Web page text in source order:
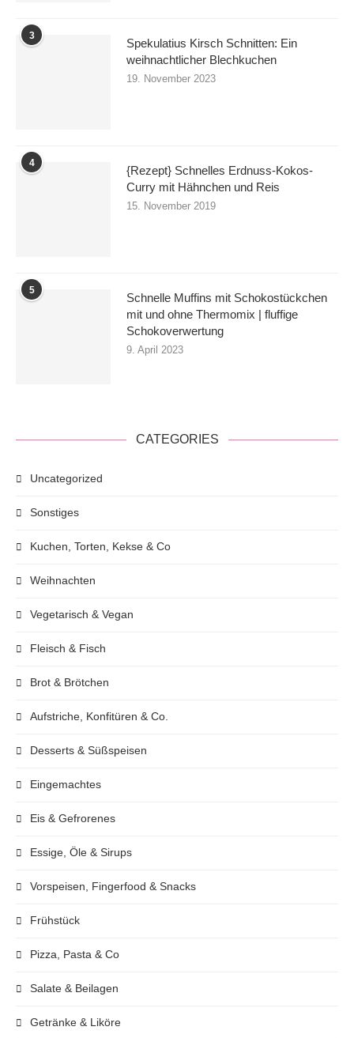
3
Spekulatius Kirsch Schnitten: Ein
weihnachtlicher Blechkuchen
19. November 2023
4
{Rezept} Schnelles Erdnuss-Kokos-
Curry mit Hähnchen und Reis
15. November 2019
5
Schnelle Muffins mit Schokostückchen
mit und ohne Thermomix | fluffige
Schokoverwertung
9. April 2023
CATEGORIES
Uncategorized
Sonstiges
Kuchen, Torten, Kekse & Co
Weihnachten
Vegetarisch & Vegan
Fleisch & Fisch
Brot & Brötchen
Aufstriche, Konfitüren & Co.
Desserts & Süßspeisen
Eingemachtes
Eis & Gefrorenes
Essige, Öle & Sirups
Vorspeisen, Fingerfood & Snacks
Frühstück
Pizza, Pasta & Co
Salate & Beilagen
Getränke & Liköre